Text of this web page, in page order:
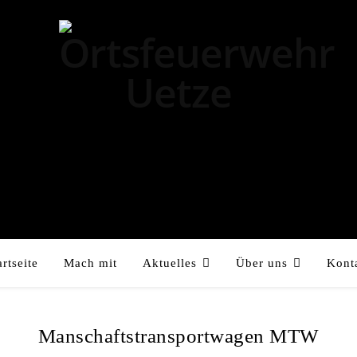
Mach mit Aktuelles Über uns
Manschaftstransportwagen MTW